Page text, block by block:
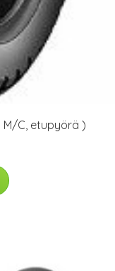
M/C, etupyörä )